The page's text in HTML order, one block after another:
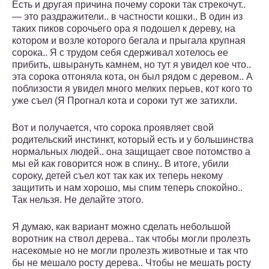
Есть и другая причина почему сороки так стрекочут..
— это раздражители.. в частности кошки.. В один из
таких пиков сорочьего ора я подошел к дереву, на
котором и возле которого бегала и прыгала крупная
сорока.. Я с трудом себя сдерживал хотелось ее
прибить, швырануть камнем, но тут я увидел кое что..
эта сорока отгоняла кота, он был рядом с деревом.. А
поблизости я увидел много мелких перьев, кот кого то
уже съел (Я Прогнал кота и сороки тут же затихли.
Вот и получается, что сорока проявляет свой
родительский инстинкт, который есть и у большинства
нормальных людей.. она защищает свое потомство а
мы ей как говорится нож в спину.. В итоге, убили
сороку, детей съел кот так как их теперь некому
защитить и нам хорошо, мы спим теперь спокойно..
Так нельзя. Не делайте этого.
Я думаю, как вариант можно сделать небольшой
воротник на ствол дерева.. так чтобы могли пролезть
насекомые но не могли пролезть животные и так что
бы не мешало росту дерева.. Чтобы не мешать росту